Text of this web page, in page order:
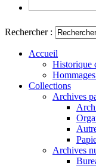
Rechercher :
Accueil
Historique
Collections
Archives
Archives